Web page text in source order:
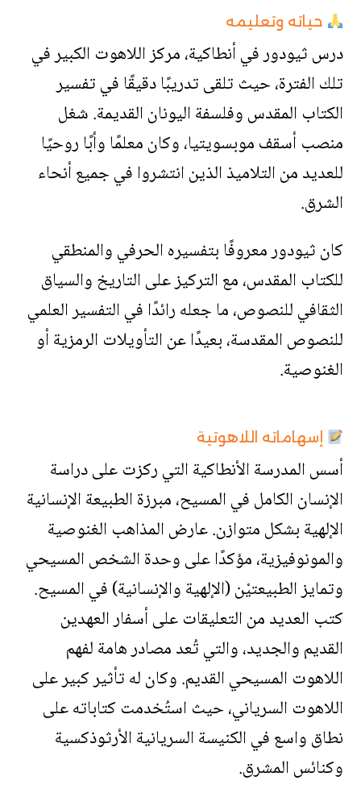
حياته وتعليمه
درس ثيودور في أنطاكية، مركز اللاهوت الكبير في
تلك الفترة، حيث تلقى تدريبًا دقيقًا في تفسير
الكتاب المقدس وفلسفة اليونان القديمة. شغل
منصب أسقف موبسويتيا، وكان معلمًا وأبًا روحيًا
للعديد من التلاميذ الذين انتشروا في جميع أنحاء
الشرق.
كان ثيودور معروفًا بتفسيره الحرفي والمنطقي
للكتاب المقدس، مع التركيز على التاريخ والسياق
الثقافي للنصوص، ما جعله رائدًا في التفسير العلمي
للنصوص المقدسة، بعيدًا عن التأويلات الرمزية أو
الغنوصية.
إسهاماته اللاهوتية
أسس المدرسة الأنطاكية التي ركزت على دراسة
الإنسان الكامل في المسيح، مبرزة الطبيعة الإنسانية
الإلهية بشكل متوازن. عارض المذاهب الغنوصية
والمونوفيزية، مؤكدًا على وحدة الشخص المسيحي
وتمايز الطبيعتيْن (الإلهية والإنسانية) في المسيح.
كتب العديد من التعليقات على أسفار العهدين
القديم والجديد، والتي تُعد مصادر هامة لفهم
اللاهوت المسيحي القديم. وكان له تأثير كبير على
اللاهوت السرياني، حيث استُخدمت كتاباته على
نطاق واسع في الكنيسة السريانية الأرثوذكسية
وكنائس المشرق.